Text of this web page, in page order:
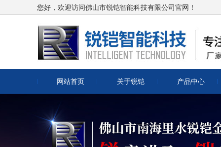
您好，欢迎访问佛山市锐铠智能科技有限公司官网！
网站首页 关于锐铠 产品中心